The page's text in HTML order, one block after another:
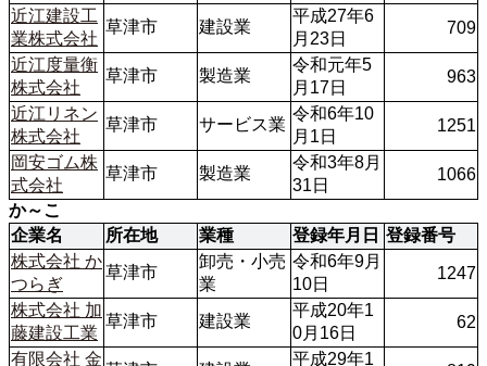
近江建設工
業株式会社
草津市 建設業
平成27年6
月23日
709
近江度量衡
株式会社
草津市 製造業
令和元年5
月17日
963
近江リネン
株式会社
草津市 サービス業
令和6年10
月1日
1251
岡安ゴム株
式会社
草津市 製造業
令和3年8月
31日
1066
か～こ
企業名
所在地 業種 登録年月日 登録番号
株式会社 か
つらぎ
草津市
卸売・小売
業
令和6年9月
10日
1247
株式会社 加
藤建設工業
草津市 建設業
平成20年1
0月16日
62
有限会社 金
平成29年1